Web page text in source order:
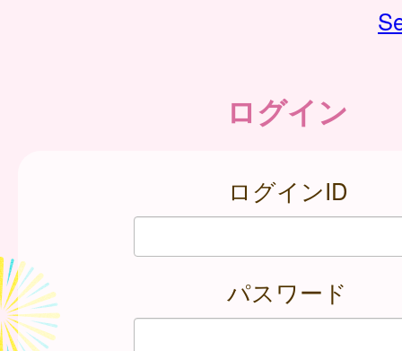
ログイン
ログインID
パスワード